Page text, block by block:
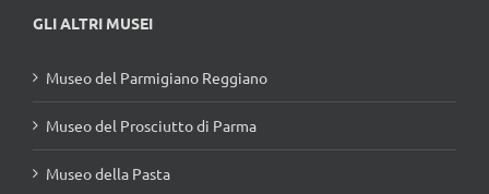
GLI ALTRI MUSEI
Museo del Parmigiano Reggiano
Museo del Prosciutto di Parma
Museo della Pasta